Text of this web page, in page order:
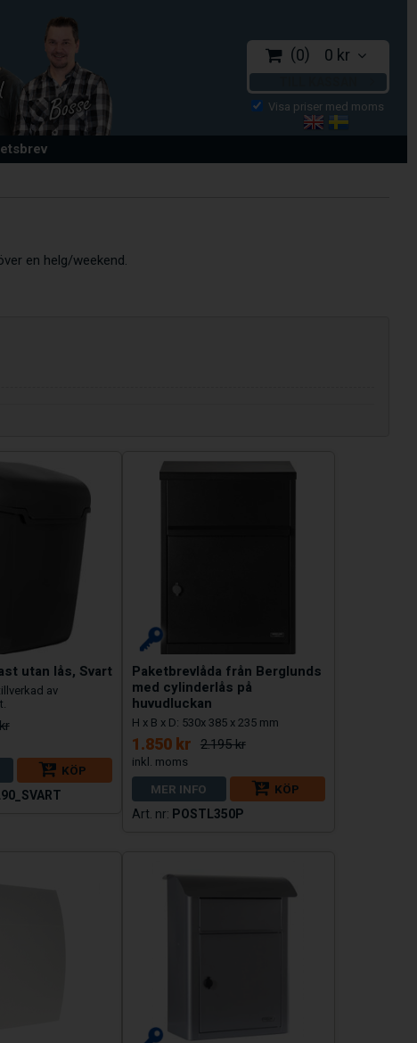
0 0 kr
en helg/weekend.
utan lås, Svart
av
KÖP
Paketbrevlåda från Berglunds
med cylinderlås på
huvudluckan
H x B x D: 530x 385 x 235 mm
1.850 kr 2.195 kr
MER INFO
KÖP
POSTL350P